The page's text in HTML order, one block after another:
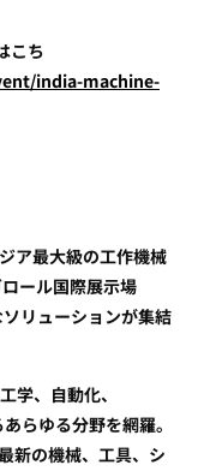
こち
india-machine-
ア最大級の工作機械
ール国際展示場
リューションが集結
学、自動化、
らゆる分野を網羅。
新の機械、工具、シ